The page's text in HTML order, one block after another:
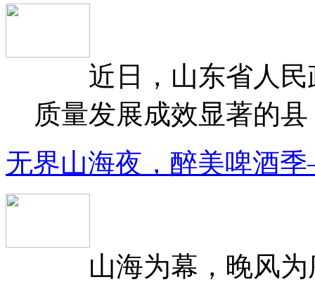
近日，山东省人民
质量发展成效显著的
无界山海夜，醉美啤酒
山海为幕，晚风为